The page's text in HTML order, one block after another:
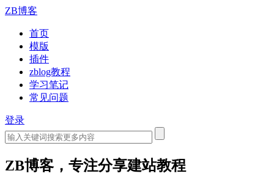
ZB博客
首页
模版
插件
zblog教程
学习笔记
常见问题
登录
ZB博客，专注分享建站教程